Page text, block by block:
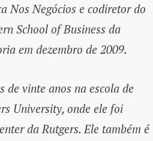
Nos Negócios e codiretor do
School of Business da
em dezembro de 2009.
de vinte anos na escola de
University, onde ele foi
da Rutgers. Ele também é